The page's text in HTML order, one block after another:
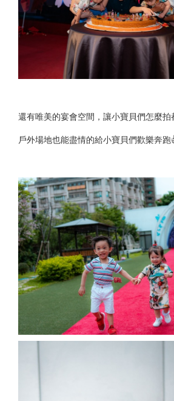
還有唯美的宴會空間，讓小寶貝們怎麼拍
戶外場地也能盡情的給小寶貝們歡樂奔跑